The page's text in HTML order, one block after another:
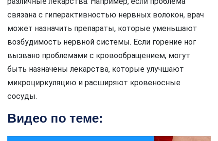
связана с гиперактивностью нервных волокон, врач
может назначить препараты, которые уменьшают
возбудимость нервной системы. Если горение ног
вызвано проблемами с кровообращением, могут
быть назначены лекарства, которые улучшают
микроциркуляцию и расширяют кровеносные
сосуды.
Видео по теме: